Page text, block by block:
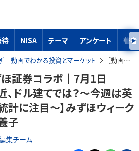
待 NISA テーマ アンケート 著者
動画でわかる投資とマーケット ［動画で解説］みずほ証券コラボ┃7月1日【TOPIX最高値接近、ドル建てでは？～今週は英国総選挙、米雇用統計に注目～】みずほウィークリーVIEW 中島三養子
ほ証券コラボ┃7月1日
、ドル建てでは？～今週は英
計に注目～】みずほウィーク
子
集チーム